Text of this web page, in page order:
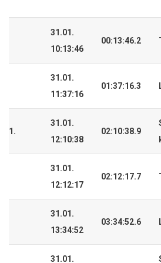
31.01.
10:13:46
00:13:46.2
31.01.
11:37:16
01:37:16.3
1.
31.01.
12:10:38
02:10:38.9
31.01.
12:12:17
02:12:17.7
31.01.
13:34:52
03:34:52.6
31.01.